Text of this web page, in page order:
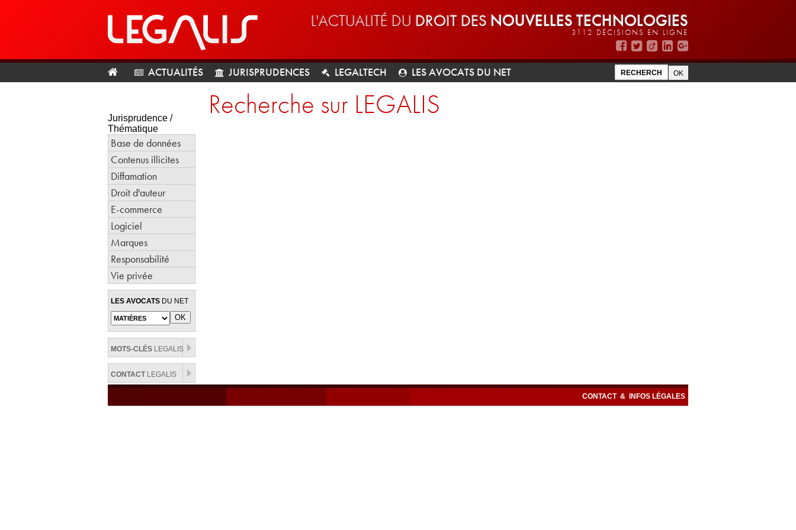
L'ACTUALITÉ DU DROIT DES NOUVELLES TECHNOLOGIES
3112 DÉCISIONS EN LIGNE
ACTUALITÉS JURISPRUDENCES LEGALTECH LES AVOCATS DU NET
Jurisprudence /
Thématique
Base de données
Contenus illicites
Diffamation
Droit d'auteur
E-commerce
Logiciel
Marques
Responsabilité
Vie privée
LES AVOCATS DU NET
MOTS-CLÉS LEGALIS
CONTACTLEGALIS
Recherche sur LEGALIS
CONTACT & INFOS LÉGALES